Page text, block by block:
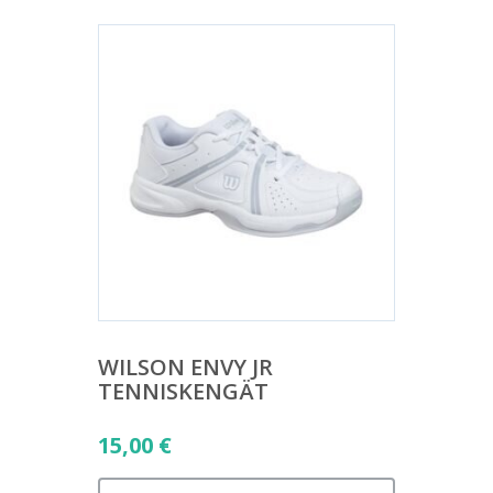
WILSON ENVY JR
TENNISKENGÄT
15,00 €